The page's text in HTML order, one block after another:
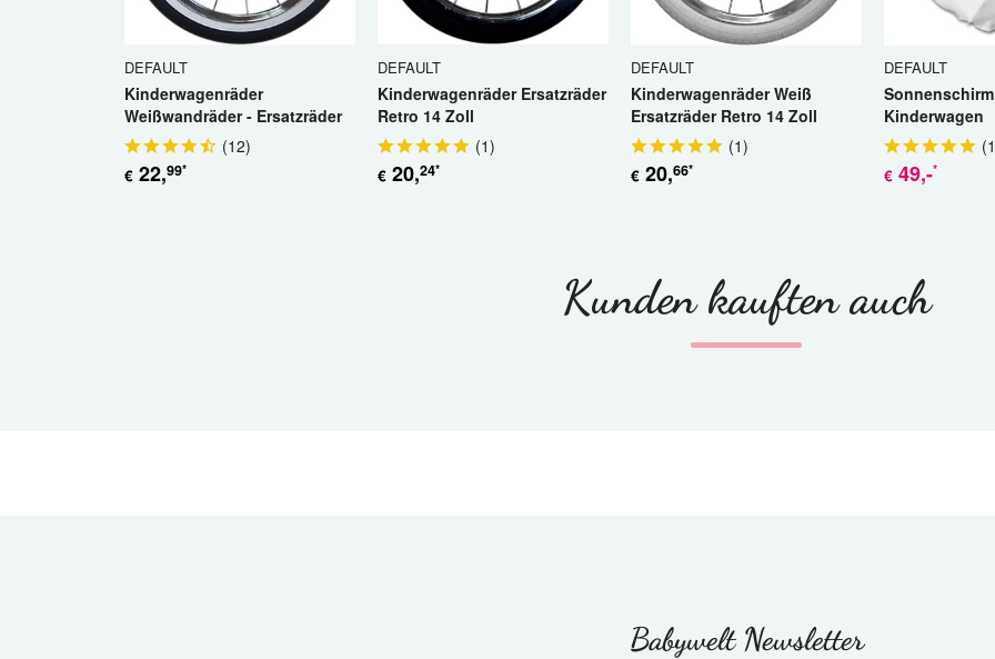
DEFAULT
Kinderwagenräder
Weißwandräder - Ersatzräder
14 Zoll Retro (12)
€ 22,99*
DEFAULT
Kinderwagenräder Ersatzräder
Retro 14 Zoll
(1)
€ 20,24*
DEFAULT
Kinderwagenräder Weiß
Ersatzräder Retro 14 Zoll
(1)
€ 20,66*
DEFAULT
Kinderwagen
(1
€ 49,-*
Kunden kauften auch
Babywelt Newsletter